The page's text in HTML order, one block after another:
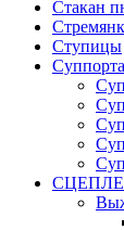
Стакан
Ступицы
Суппорта